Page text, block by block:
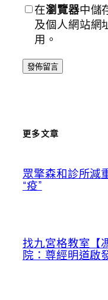
在瀏覽器中儲
及個人網站網
用。
更多文章
眾擎森和診所減
“疫”
找九宮格教室【
院：尊經明道啟